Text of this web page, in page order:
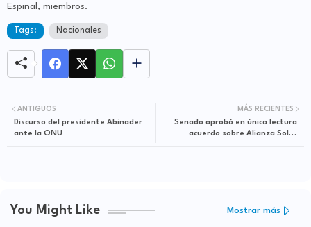
Espinal, miembros.
Tags: Nacionales
MÁS RECIENTES
Senado aprobó en única lectura
acuerdo sobre Alianza Solar
ANTIGUOS
Discurso del presidente Abinader
ante la ONU
You Might Like Mostrar más